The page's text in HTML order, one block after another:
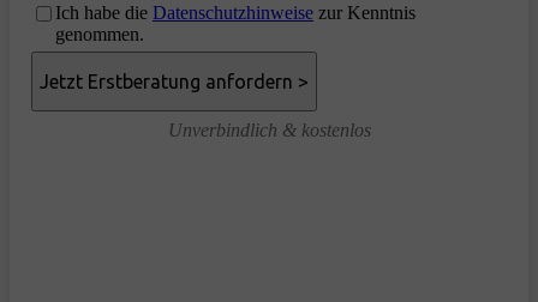
Ich habe die Datenschutzhinweise zur Kenntnis
genommen.
Unverbindlich & kostenlos